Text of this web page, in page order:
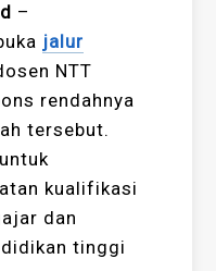
–
jalur
NTT
rendahnya
tersebut.
kualifikasi
dan
tinggi